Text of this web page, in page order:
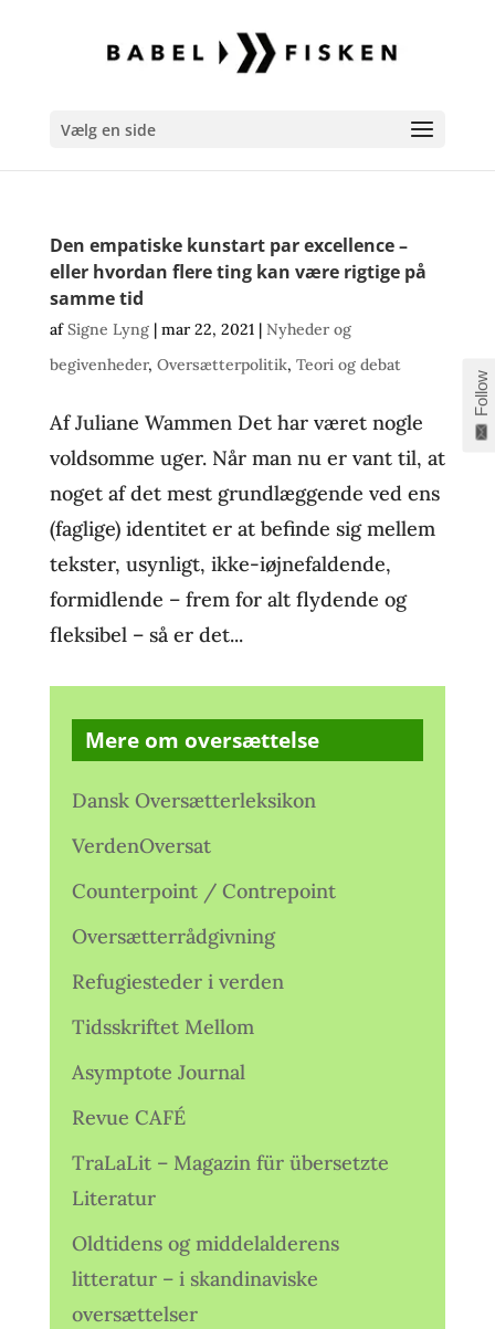
Vælg en side
Den empatiske kunstart par excellence –
eller hvordan flere ting kan være rigtige på
samme tid
afSigne Lyng| mar 22, 2021| Nyheder og
begivenheder, Oversætterpolitik, Teori og debat
Af Juliane Wammen Det har været nogle
voldsomme uger. Når man nu er vant til, at
noget af det mest grundlæggende ved ens
(faglige) identitet er at befinde sig mellem
tekster, usynligt, ikke-iøjnefaldende,
formidlende – frem for alt flydende og
fleksibel – så er det...
Mere om oversættelse
Dansk Oversætterleksikon
VerdenOversat
Counterpoint / Contrepoint
Oversætterrådgivning
Refugiesteder i verden
Tidsskriftet Mellom
Asymptote Journal
Revue CAFÉ
TraLaLit – Magazin für übersetzte
Literatur
Oldtidens og middelalderens
litteratur – i skandinaviske
oversættelser
Follow